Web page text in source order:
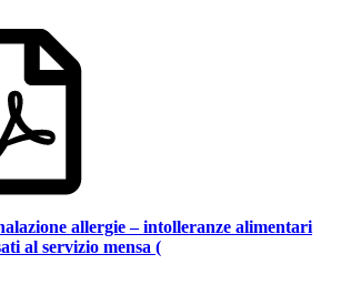
allergie – intolleranze alimentari
al servizio mensa (